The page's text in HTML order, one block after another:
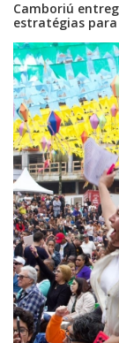
08/08/2026 | 07:00
Setor judicial de
agosto para
Camboriú
estratégias